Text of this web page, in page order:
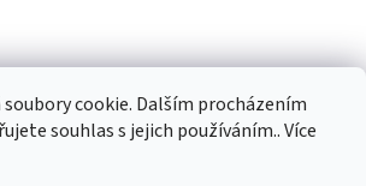
cookie. Dalším procházením
souhlas s jejich používáním.. Více